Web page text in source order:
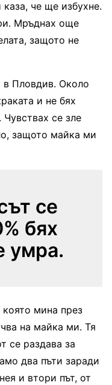
че ще избухне.
Мръднах още
защото не
в Пловдив. Около
и не бях
се зле
защото майка ми
се
бях
умра.
която мина през
на майка ми. Тя
се раздава за
два пъти заради
и втори път, от